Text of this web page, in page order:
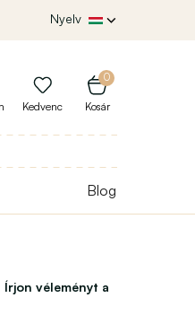
Nyelv
0
Kosár
Kedvenc
Blog
Írjon véleményt a